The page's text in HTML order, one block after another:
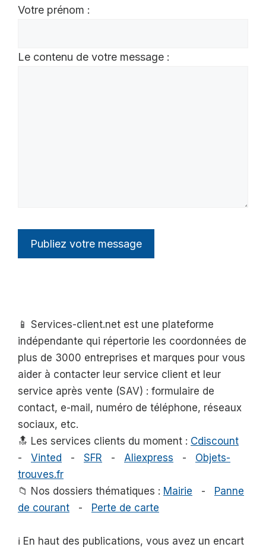
Votre prénom :
Le contenu de votre message :
📱 Services-client.net est une plateforme
indépendante qui répertorie les coordonnées de
plus de 3000 entreprises et marques pour vous
aider à contacter leur service client et leur
service après vente (SAV) : formulaire de
contact, e-mail, numéro de téléphone, réseaux
sociaux, etc.
🔝 Les services clients du moment : Cdiscount
- Vinted - SFR - Aliexpress - Objets-
trouves.fr
📁 Nos dossiers thématiques : Mairie - Panne
de courant - Perte de carte
ℹ️ En haut des publications, vous avez un encart